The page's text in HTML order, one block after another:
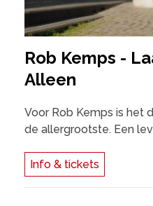
Rob Kemps -
Alleen
Voor Rob Kemps is het
de allergrootste. Een
Info & tickets